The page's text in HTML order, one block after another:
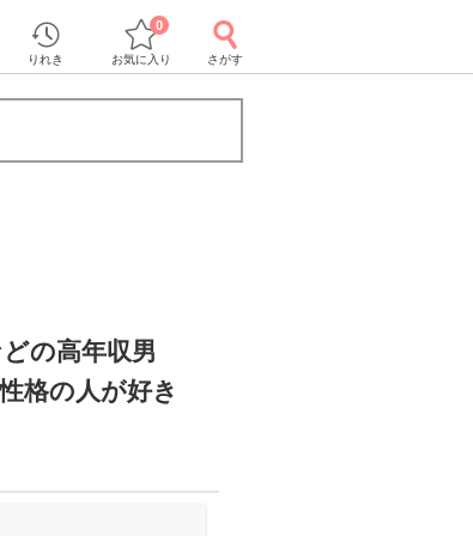
りれき お気に入り
0
さがす
の高年収男
格の人が好き